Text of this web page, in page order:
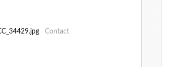
Contact